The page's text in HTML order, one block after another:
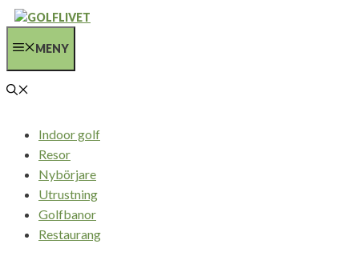
Hoppa
innehållMENY
Indoor golf
Resor
Nybörjare
Utrustning
Golfbanor
Restaurang